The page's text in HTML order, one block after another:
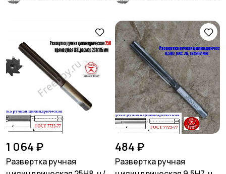
1 064 ₽
Развертка ручная
484 ₽
Развертка ручная